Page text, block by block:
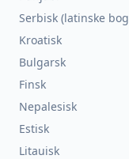
Serbisk (latinske
Kroatisk
Bulgarsk
Finsk
Nepalesisk
Estisk
Litauisk